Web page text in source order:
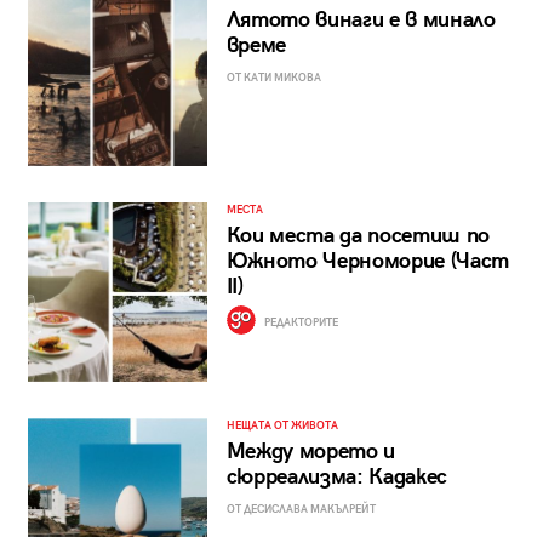
Лятото винаги е в минало
време
ОТ КАТИ МИКОВА
МЕСТА
Кои места да посетиш по
Южното Черноморие (Част
II)
РЕДАКТОРИТЕ
НЕЩАТА ОТ ЖИВОТА
Между морето и
сюрреализма: Кадакес
ОТ ДЕСИСЛАВА МАКЪЛРЕЙТ